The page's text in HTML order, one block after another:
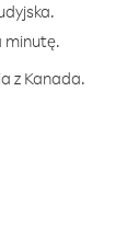
minutę.
z Kanada.